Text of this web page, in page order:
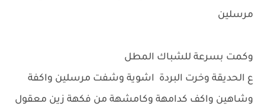
مرسلين
وكمت بسرعة للشباك المطل
ع الحديقة وخرت البردة اشوية وشفت مرسلين واكفة
وشاهين واكف كدامهة وكامشهة من فكهة زين معقول